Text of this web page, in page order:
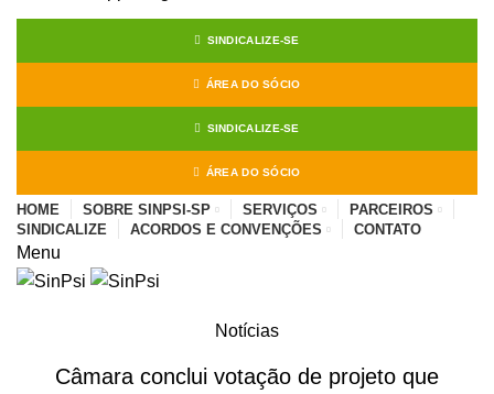
SINDICALIZE-SE
ÁREA DO SÓCIO
SINDICALIZE-SE
ÁREA DO SÓCIO
HOME SOBRE SINPSI-SP SERVIÇOS
PARCEIROS
SINDICALIZE
ACORDOS E CONVENÇÕES CONTATO
Menu
Notícias
Câmara conclui votação de projeto que